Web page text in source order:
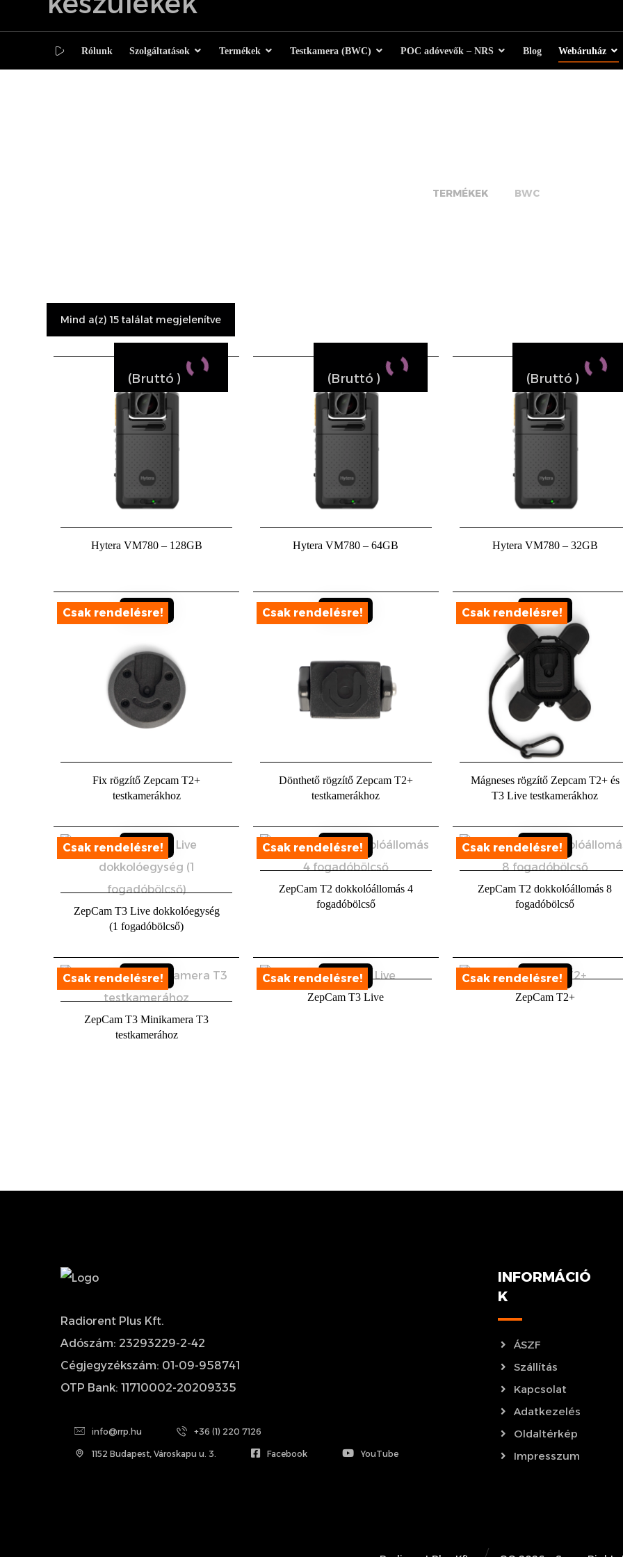
Rólunk Szolgáltatások Termékek Testkamera (BWC) POC adóvevők – NRS Blog Webáruház
TERMÉKEK BWC
Mind a(z) 15 találat megjelenítve
Hytera VM780 – 128GB
(Bruttó )
Hytera VM780 – 64GB
(Bruttó )
Hytera VM780 – 32GB
(Bruttó)
Fix rögzítő Zepcam T2+
testkamerákhoz
Sold out
Dönthető rögzítő Zepcam T2+
testkamerákhoz
Sold out
Mágneses rögzítő Zepcam T2+ és
T3 Live testkamerákhoz
Sold out
ZepCam T3 Live dokkolóegység
(1 fogadóbölcső)
Sold out
ZepCam T2 dokkolóállomás 4
fogadóbölcső
Sold out
ZepCam T2 dokkolóállomás 8
fogadóbölcső
Sold out
ZepCam T3 Minikamera T3
testkamerához
ZepCam T3 Live ZepCam T2+
Radiorent Plus Kft.
Adószám: 23293229-2-42
Cégjegyzékszám: 01-09-958741
OTP Bank: 11710002-20209335
info@rrp.hu +36 (1) 220 7126
1152 Budapest, Városkapu u. 3. Facebook YouTube
INFORMÁCIÓ
K
ÁSZF
Szállítás
Kapcsolat
Adatkezelés
Oldaltérkép
Impresszum